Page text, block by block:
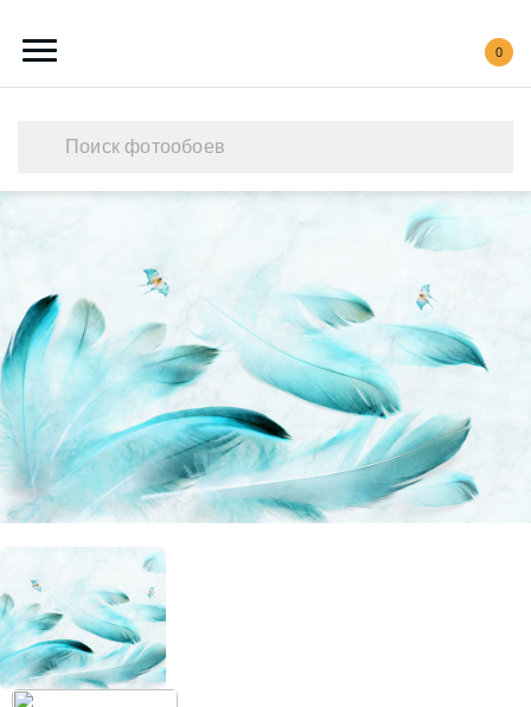
0
Каталог обоев
Наши работы
Акции
О нас
Контакты
+38 (097) 151 87 57